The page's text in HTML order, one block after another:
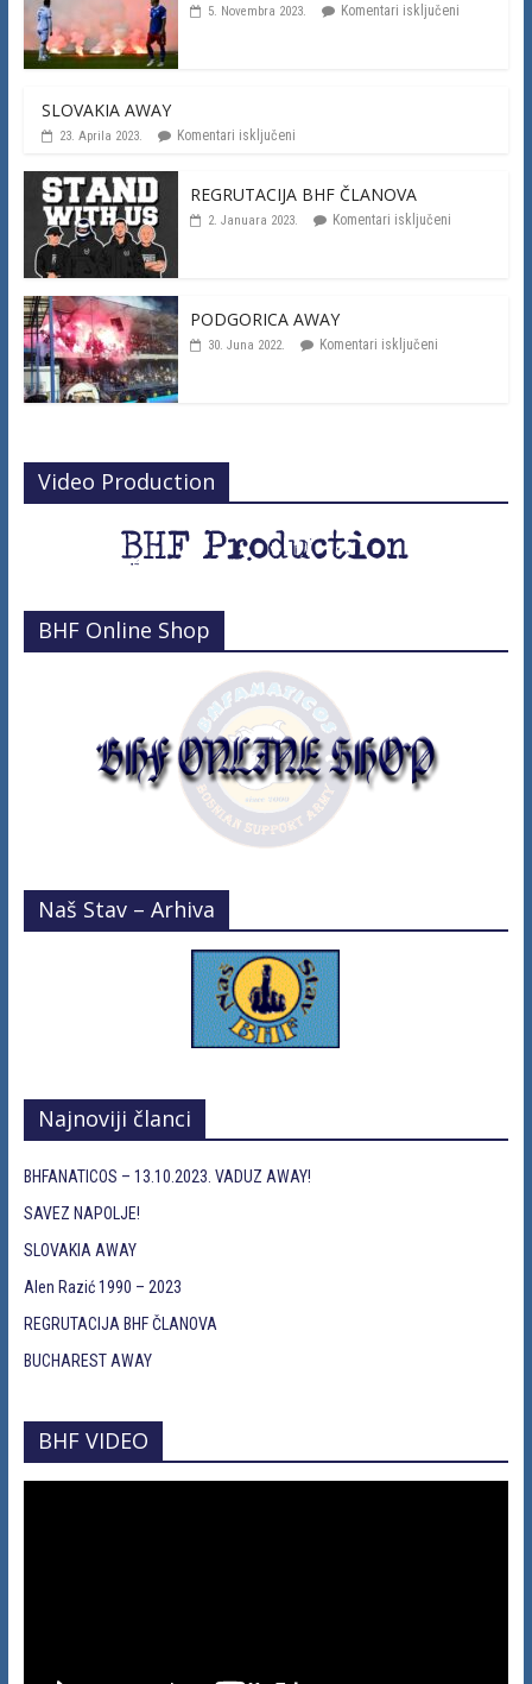
5. Novembra 2023. Komentari isključeni
SLOVAKIA AWAY
23. Aprila 2023. Komentari isključeni
REGRUTACIJA BHF ČLANOVA
2. Januara 2023. Komentari isključeni
PODGORICA AWAY
30. Juna 2022. Komentari isključeni
Video Production
BHF Online Shop
Naš Stav – Arhiva
Najnoviji članci
BHFANATICOS – 13.10.2023. VADUZ AWAY!
SAVEZ NAPOLJE!
SLOVAKIA AWAY
Alen Razić 1990 – 2023
REGRUTACIJA BHF ČLANOVA
BUCHAREST AWAY
BHF VIDEO